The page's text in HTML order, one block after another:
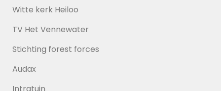
Witte kerk Heiloo
TV Het Vennewater
Stichting forest forces
Audax